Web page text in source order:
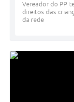
Vereador do PP
direitos das
da rede